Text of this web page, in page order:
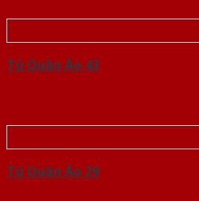
Tủ Quần Áo 43
Tủ Quần Áo 29